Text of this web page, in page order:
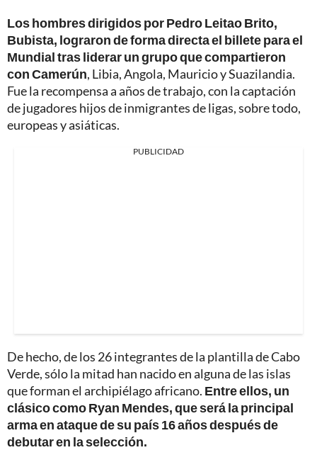
Los hombres dirigidos por Pedro Leitao Brito,
Bubista, lograron de forma directa el billete para el
Mundial tras liderar un grupo que compartieron
con Camerún, Libia, Angola, Mauricio y Suazilandia.
Fue la recompensa a años de trabajo, con la captación
de jugadores hijos de inmigrantes de ligas, sobre todo,
europeas y asiáticas.
PUBLICIDAD
De hecho, de los 26 integrantes de la plantilla de Cabo
Verde, sólo la mitad han nacido en alguna de las islas
que forman el archipiélago africano. Entre ellos, un
clásico como Ryan Mendes, que será la principal
arma en ataque de su país 16 años después de
debutar en la selección.